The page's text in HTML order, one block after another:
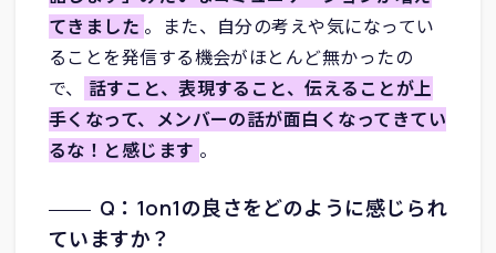
てきました 。また、自分の考えや気になってい
ることを発信する機会がほとんど無かったの
で、
話すこと、表現すること、伝えることが上
手くなって、メンバーの話が面白くなってきてい
るな！と感じます 。
Q：1on1の良さをどのように感じられ
ていますか？